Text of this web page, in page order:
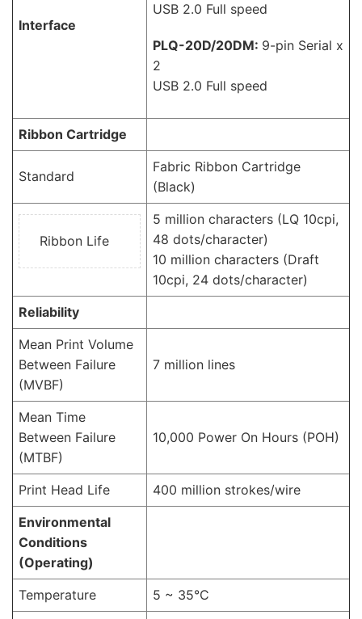
Interface
USB 2.0 Full speed
PLQ-20D/20DM: 9-pin Serial x
2
USB 2.0 Full speed
Ribbon Cartridge
Standard
Fabric Ribbon Cartridge
(Black)
Ribbon Life
5 million characters (LQ 10cpi,
48 dots/character)
10 million characters (Draft
10cpi, 24 dots/character)
Reliability
Mean Print Volume
Between Failure
(MVBF)
7 million lines
Mean Time
Between Failure
(MTBF)
10,000 Power On Hours (POH)
Print Head Life
400 million strokes/wire
Environmental
Conditions
(Operating)
Temperature
5 ~ 35°C